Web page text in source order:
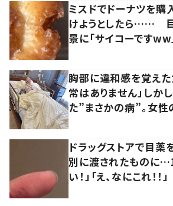
ミスドでドーナツを購
けようとしたら……
景に「サイコーですww
胸部に違和感を覚えた
常はありません」しか
た”まさかの病”。女
ドラッグストアで目
別に渡されたものに
い！」「え、なにこれ！！」